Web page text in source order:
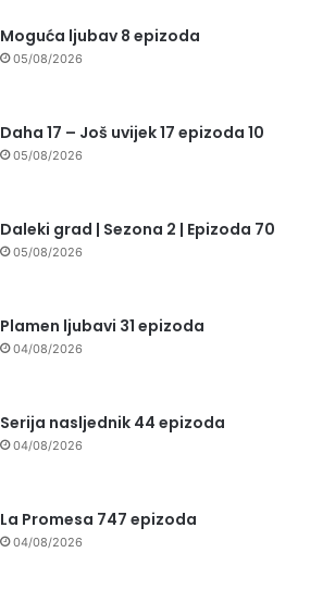
Moguća ljubav 8 epizoda
05/08/2026
Daha 17 – Još uvijek 17 epizoda 10
05/08/2026
Daleki grad | Sezona 2 | Epizoda 70
05/08/2026
Plamen ljubavi 31 epizoda
04/08/2026
Serija nasljednik 44 epizoda
04/08/2026
La Promesa 747 epizoda
04/08/2026